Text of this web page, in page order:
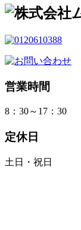
営業時間
8：30～17：30
定休日
土日・祝日